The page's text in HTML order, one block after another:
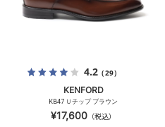
4.2（29）
KENFORD
KB47 Ｕチップ ブラウン
¥17,600 （税込）